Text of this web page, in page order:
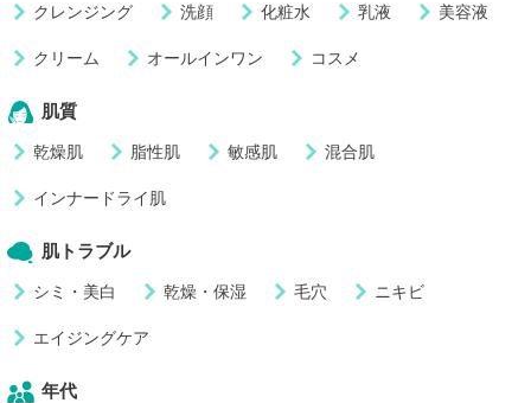
クレンジング 洗顔 化粧水 乳液 美容液
クリーム オールインワン コスメ
肌質
乾燥肌 脂性肌 敏感肌 混合肌
インナードライ肌
肌トラブル
シミ・美白 乾燥・保湿 毛穴 ニキビ
エイジングケア
年代